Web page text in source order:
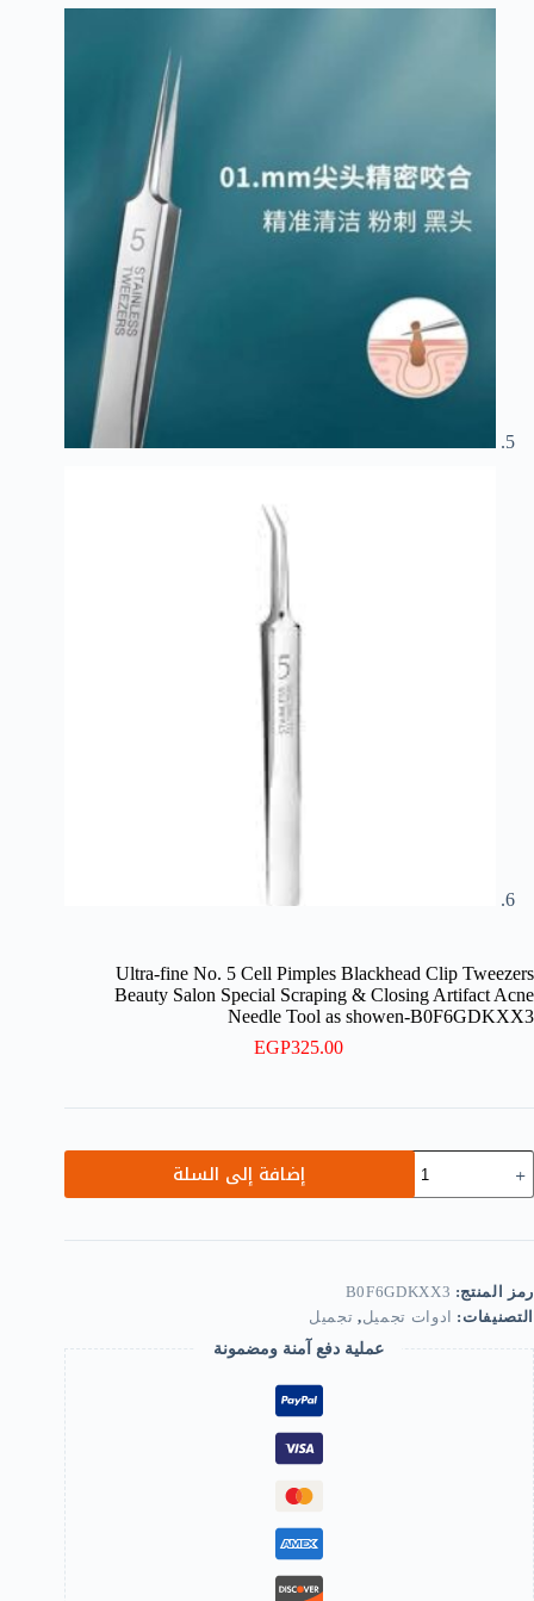
Ultra-fine No. 5 Cell Pimples Blackhead Clip Tweezers
Beauty Salon Special Scraping & Closing Artifact Acne
Needle Tool as showen-B0F6GDKXX3
EGP325.00
Ultra-
fine
5
Pimples
Blackhead
Clip
Beauty
Salon
Special
Scraping
&
Closing
Artifact
Acne
Needle
Tool
as
showen-
إضافة إلى السلة
رمز المنتج: B0F6GDKXX3
التصنيفات:
ادوات تجميل, تجميل
عملية دفع آمنة ومضمونة